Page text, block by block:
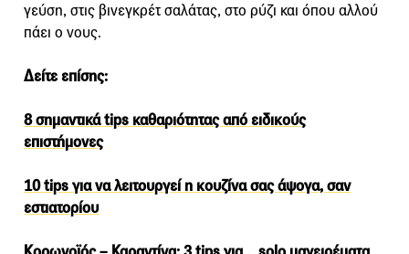
γεύση, στις βινεγκρέτ σαλάτας, στο ρύζι και όπου αλλού
πάει ο νους.
Δείτε επίσης:
8 σημαντικά tips καθαριότητας από ειδικούς
επιστήμονες
10 tips για να λειτουργεί η κουζίνα σας άψογα, σαν
εστιατορίου